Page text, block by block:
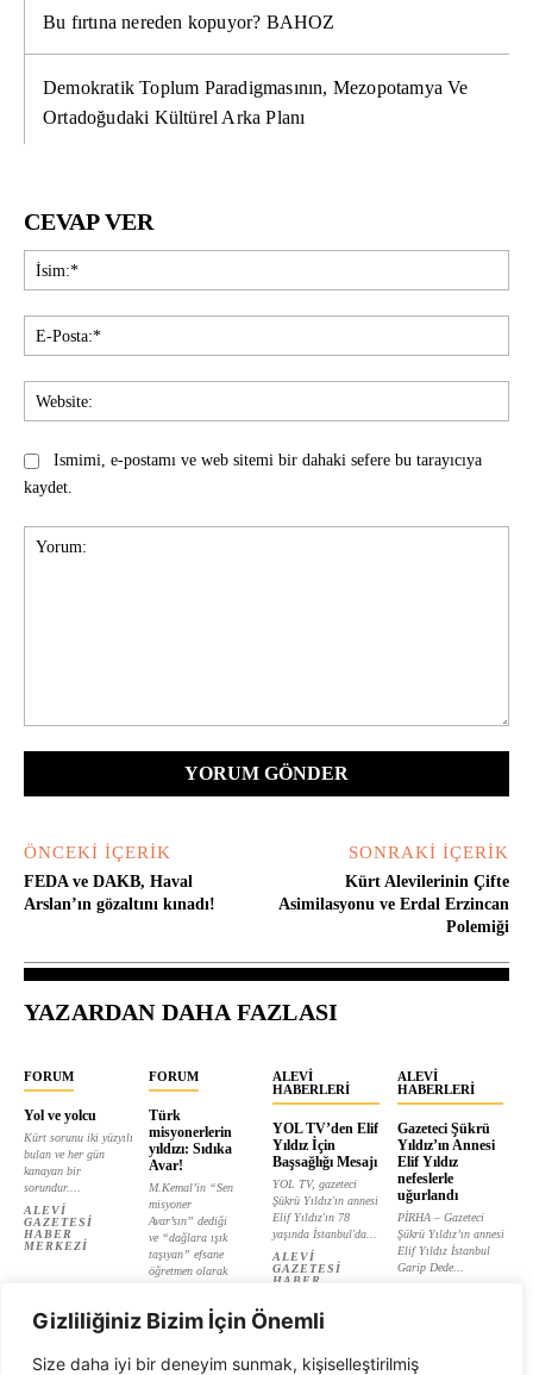
Gizliliğiniz Bizim İçin Önemli
Size daha iyi bir deneyim sunmak, kişiselleştirilmiş
Bu fırtına nereden kopuyor? BAHOZ
Demokratik Toplum Paradigmasının, Mezopotamya Ve
Ortadoğudaki Kültürel Arka Planı
CEVAP VER
Ismimi, e-postamı ve web sitemi bir dahaki sefere bu tarayıcıya
kaydet.
ÖNCEKI İÇERIK
FEDA ve DAKB, Haval
Arslan’ın gözaltını kınadı!
SONRAKI İÇERIK
Kürt Alevilerinin Çifte
Asimilasyonu ve Erdal Erzincan
Polemiği
YAZARDAN DAHA FAZLASI
FORUM
Yol ve yolcu
Kürt sorunu iki yüzyılı
bulan ve her gün
kanayan bir
sorundur....
ALEVI
GAZETESI
HABER
MERKEZI
FORUM
Türk
misyonerlerin
yıldızı: Sıdıka
Avar!
M.Kemal’in “Sen
misyoner
Avar’sın” dediği
ve “dağlara ışık
taşıyan” efsane
öğretmen olarak
ALEVI
GAZETESI
ALEVI
HABERLERI
YOL TV’den Elif
Yıldız İçin
Başsağlığı Mesajı
YOL TV, gazeteci
Şükrü Yıldız'ın annesi
Elif Yıldız'ın 78
yaşında İstanbul'da...
ALEVI
GAZETESI
HABER
ALEVI
HABERLERI
Gazeteci Şükrü
Yıldız’ın Annesi
Elif Yıldız
nefeslerle
uğurlandı
PİRHA – Gazeteci
Şükrü Yıldız’ın annesi
Elif Yıldız İstanbul
Garip Dede...